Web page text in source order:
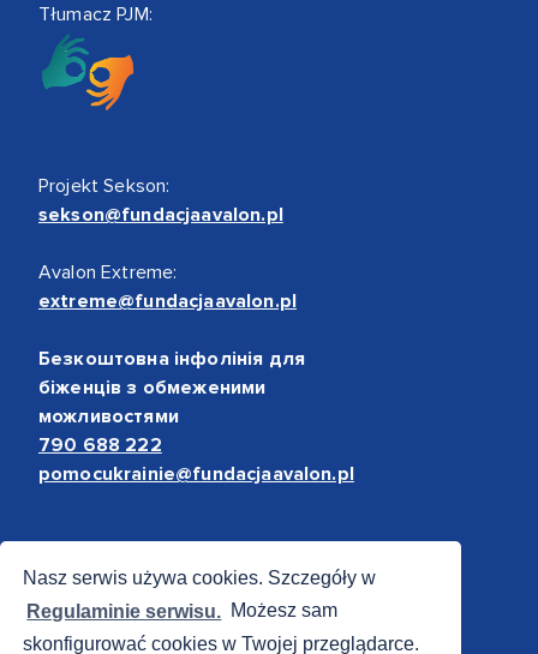
Nasz serwis używa cookies. Szczegóły w
Regulaminie serwisu. Możesz sam
skonfigurować cookies w Twojej przeglądarce.
Tłumacz PJM:
Projekt Sekson:
sekson@fundacjaavalon.pl
Avalon Extreme:
extreme@fundacjaavalon.pl
Безкоштовна інфолінія для
біженців з обмеженими
можливостями
790 688 222
pomocukrainie@fundacjaavalon.pl
Bezpieczne płatności